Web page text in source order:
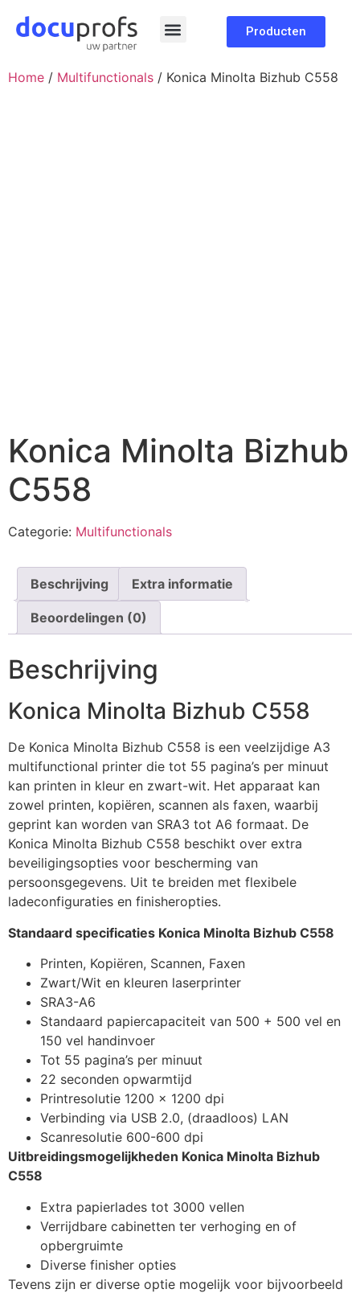
Producten
Home / Multifunctionals / Konica Minolta Bizhub C558
Konica Minolta Bizhub
C558
Categorie: Multifunctionals
Beschrijving Extra informatie
Beoordelingen (0)
Beschrijving
Konica Minolta Bizhub C558
De Konica Minolta Bizhub C558 is een veelzijdige A3
multifunctional printer die tot 55 pagina’s per minuut
kan printen in kleur en zwart-wit. Het apparaat kan
zowel printen, kopiëren, scannen als faxen, waarbij
geprint kan worden van SRA3 tot A6 formaat. De
Konica Minolta Bizhub C558 beschikt over extra
beveiligingsopties voor bescherming van
persoonsgegevens. Uit te breiden met flexibele
ladeconfiguraties en finisheropties.
Standaard specificaties Konica Minolta Bizhub C558
Printen, Kopiëren, Scannen, Faxen
Zwart/Wit en kleuren laserprinter
SRA3-A6
Standaard papiercapaciteit van 500 + 500 vel en
150 vel handinvoer
Tot 55 pagina’s per minuut
22 seconden opwarmtijd
Printresolutie 1200 x 1200 dpi
Verbinding via USB 2.0, (draadloos) LAN
Scanresolutie 600-600 dpi
Uitbreidingsmogelijkheden Konica Minolta Bizhub
C558
Extra papierlades tot 3000 vellen
Verrijdbare cabinetten ter verhoging en of
opbergruimte
Diverse finisher opties
Tevens zijn er diverse optie mogelijk voor bijvoorbeeld